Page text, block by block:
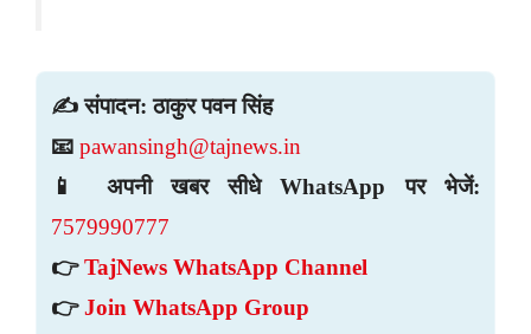
✍️ संपादन: ठाकुर पवन सिंह
📧 pawansingh@tajnews.in
📱 अपनी खबर सीधे WhatsApp पर भेजें:
7579990777
👉 TajNews WhatsApp Channel
👉 Join WhatsApp Group